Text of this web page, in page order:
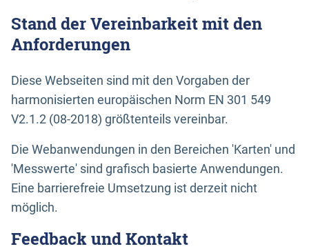
Stand der Vereinbarkeit mit den
Anforderungen
Diese Webseiten sind mit den Vorgaben der
harmonisierten europäischen Norm EN 301 549
V2.1.2 (08-2018) größtenteils vereinbar.
Die Webanwendungen in den Bereichen 'Karten' und
'Messwerte' sind grafisch basierte Anwendungen.
Eine barrierefreie Umsetzung ist derzeit nicht
möglich.
Feedback und Kontakt